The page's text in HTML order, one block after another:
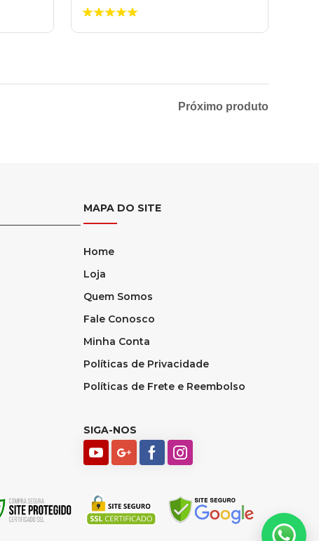
Próximo produto
MAPA DO SITE
Home
Loja
Quem Somos
Fale Conosco
Minha Conta
Políticas de Privacidade
Políticas de Frete e Reembolso
SIGA-NOS